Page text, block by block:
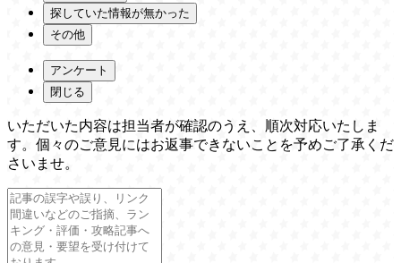
探していた情報が無かった
その他
アンケート
閉じる
いただいた内容は担当者が確認のうえ、順次対応いたしま
す。個々のご意見にはお返事できないことを予めご了承くだ
さいませ。